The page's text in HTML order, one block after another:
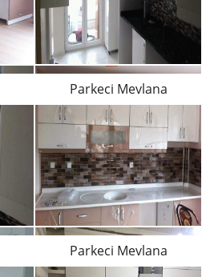
Parkeci Mevlana
Parkeci Mevlana